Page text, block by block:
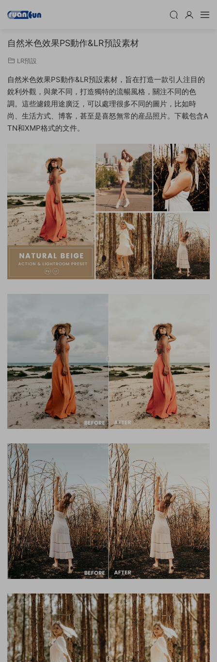
自然米色效果PS動作&LR預設素材
LR預設
自然米色效果PS動作&LR預設素材，旨在打造一款引人注目的
銳利外觀，與衆不同，打造獨特的流暢風格，關注不同的色
調。這些濾鏡用途廣泛，可以處理很多不同的圖片，比如時
尚、生活方式、博客，甚至是喜怒無常的産品照片。下載包含A
TN和XMP格式的文件。